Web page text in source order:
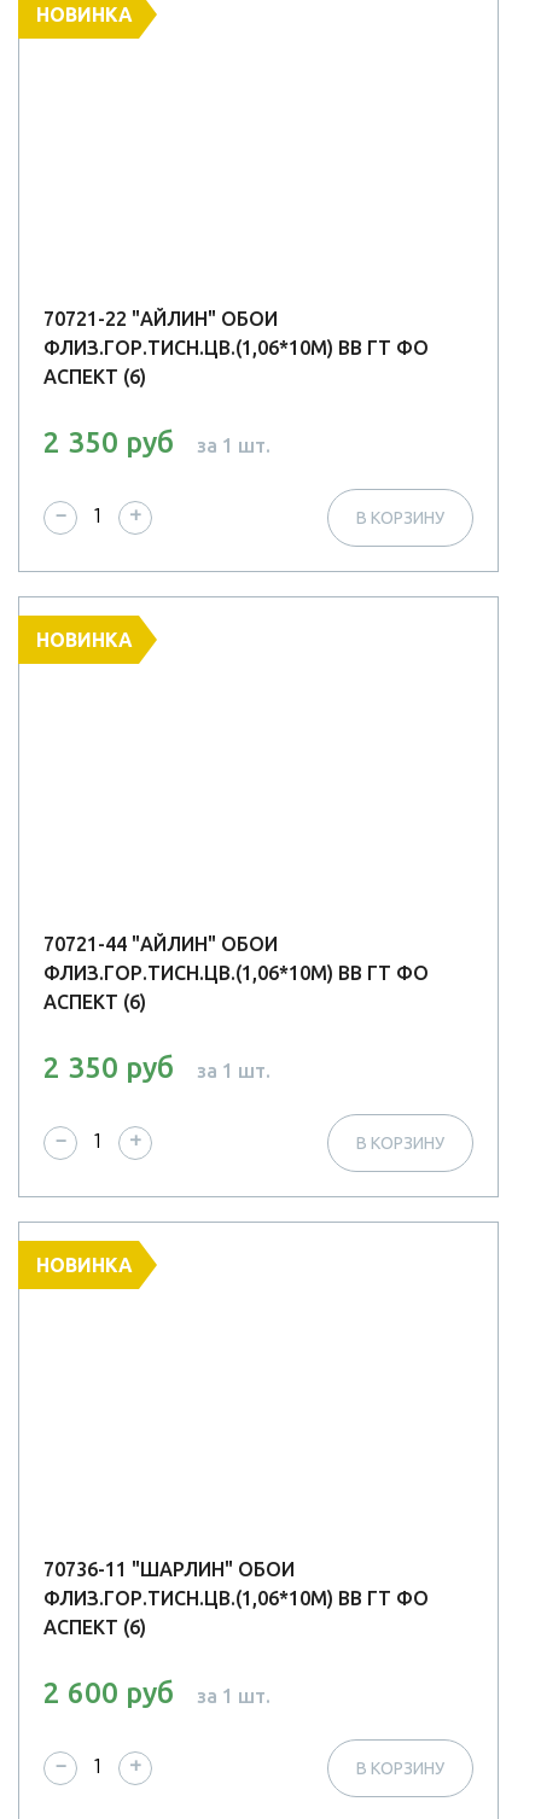
НОВИНКА
70721-22 "АЙЛИН" ОБОИ
ФЛИЗ.ГОР.ТИСН.ЦВ.(1,06*10М) ВВ ГТ ФО
АСПЕКТ (6)
2 350 руб за 1 шт.
− + В КОРЗИНУ
НОВИНКА
70721-44 "АЙЛИН" ОБОИ
ФЛИЗ.ГОР.ТИСН.ЦВ.(1,06*10М) ВВ ГТ ФО
АСПЕКТ (6)
2 350 руб за 1 шт.
− + В КОРЗИНУ
НОВИНКА
70736-11 "ШАРЛИН" ОБОИ
ФЛИЗ.ГОР.ТИСН.ЦВ.(1,06*10М) ВВ ГТ ФО
АСПЕКТ (6)
2 600 руб за 1 шт.
− + В КОРЗИНУ